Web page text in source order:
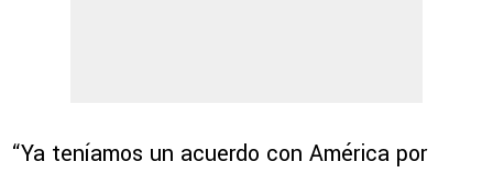
“Ya teníamos un acuerdo con América por